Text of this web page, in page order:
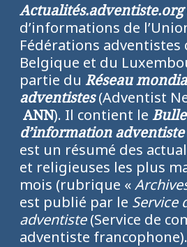
Actualités.adventiste.org
d’informations de
Fédérations adventistes
Belgique et du
partie du Réseau
adventistes(Adventist
ANN). Il contient le
d’information adventiste
est un résumé des
et religieuses les plus
mois (rubrique «
est publié par le Service
adventiste(Service de
adventiste francophone).